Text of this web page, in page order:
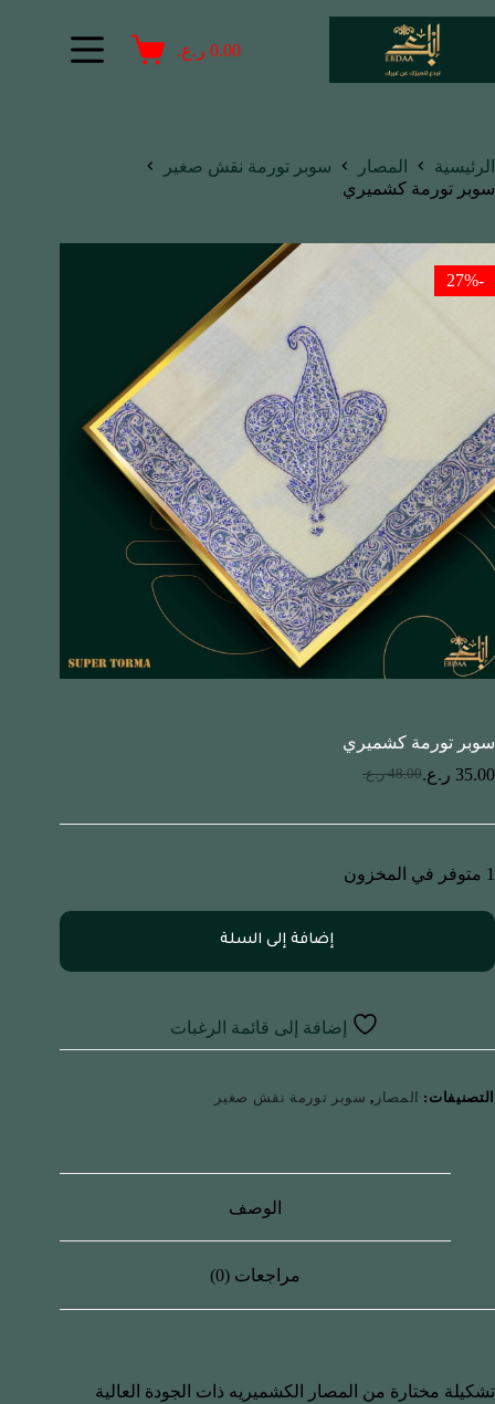
0.00 ر.ع.
الرئيسية المصار
سوبر تورمة نقش صغير
سوبر تورمة كشميري
-27%
سوبر تورمة كشميري
48.00 ر.ع. 35.00 ر.ع.
1 متوفر في المخزون
إضافة إلى السلة
إضافة إلى قائمة الرغبات
التصنيفات: المصار , سوبر تورمة نقش صغير
الوصف
مراجعات (0)
تشكيلة مختارة من المصار الكشميريه ذات الجودة العالية